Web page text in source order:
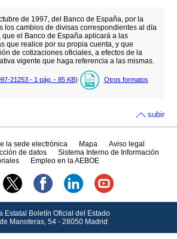
de 1997, del Banco de España, por la
los cambios de divisas correspondientes al día
el Banco de España aplicará a las
que realice por su propia cuenta, y que
de cotizaciones oficiales, a efectos de la
vigente que haga referencia a las mismas.
21253 - 1 pág. - 85 KB) Otros formatos
subir
la sede electrónica Mapa
Aviso legal
de datos
Sistema Interno de Información
Empleo en la AEBOE
Estatal Boletín Oficial del Estado
de Manoteras, 54 - 28050 Madrid